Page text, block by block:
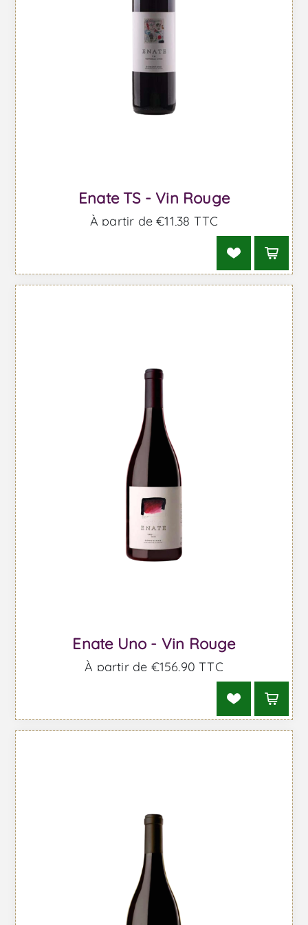
Enate TS - Vin Rouge
À partir de €11,38 TTC
Enate Uno - Vin Rouge
À partir de €156,90 TTC